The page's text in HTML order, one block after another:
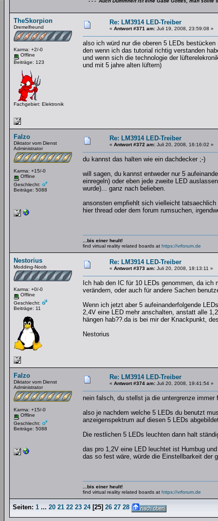
TheSkorpion
Dremelfreund
Karma: +2/-0
Offline
Beiträge: 123
Fachgebiet: Elektronik
Re: LM3914 LED-Treiber
« Antwort #371 am: Juli 19, 2008, 23:59:08 »
also ich würd nur die oberen 5 LEDs bestücken
den wenn ich das tutorial richtig verstanden
und wenn sich die technologie der
und mit 5 jahre alten lüftern)
Falzo
Diktator vom Dienst
Administrator
Karma: +15/-0
Offline
Geschlecht:
Beiträge: 5088
Re: LM3914 LED-Treiber
« Antwort #372 am: Juli 20, 2008, 16:16:02 »
du kannst das halten wie ein dachdecker ;-)
will sagen, du kannst entweder nur 5
einregeln) oder eben jede zweite LED
wurde)... ganz nach belieben.
ansonsten empfiehlt sich vielleicht
hier thread oder dem forum rumsuchen,
...bis einer heult!
find virtual reality related boards at https://vrforum.de
Nestorius
Modding-Noob
Karma: +0/-0
Offline
Geschlecht:
Beiträge: 11
Re: LM3914 LED-Treiber
« Antwort #373 am: Juli 20, 2008, 18:13:11 »
Ich hab den IC für 10 LEDs genommen, da
verändern, oder auch für andere Sachen
Wenn ich jetzt aber 5 aufeinanderfolgende
2,4V eine LED mehr anschalten, anstatt alle
hängen hab??.da is bei mir der Knackpunkt,
Nestorius
Falzo
Diktator vom Dienst
Administrator
Karma: +15/-0
Offline
Geschlecht:
Beiträge: 5088
Re: LM3914 LED-Treiber
« Antwort #374 am: Juli 20, 2008, 19:41:54 »
nein falsch, du stellst ja die untergrenze
also je nachdem welche 5 LEDs du benutzt
anzeigenspektrum auf diesen 5 LEDs
Die restlichen 5 LEDs leuchten dann halt
das pro 1,2V eine LED leuchtet ist Humbug
das so fest wäre, würde die Einstellbarkeit der
...bis einer heult!
find virtual reality related boards at https://vrforum.de
Seiten: 1 ... 20 21 22 23 24[25] 26 27 28